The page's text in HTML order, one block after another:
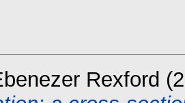
Rexford